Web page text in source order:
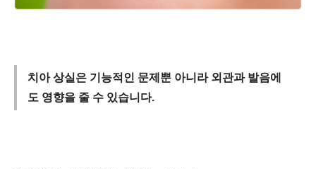
치아 상실은 기능적인 문제뿐 아니라 외관과 발음에
도 영향을 줄 수 있습니다.